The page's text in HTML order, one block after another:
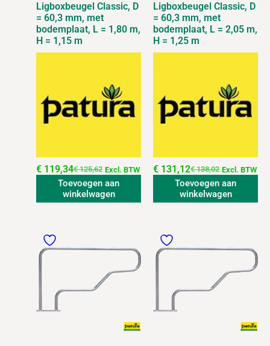
Ligboxbeugel Classic, D
= 60,3 mm, met
bodemplaat, L = 1,80 m,
H = 1,15 m
€125,62
€ 119,34 Excl. BTW
Toevoegen aan
winkelwagen
Ligboxbeugel Classic, D
= 60,3 mm, met
bodemplaat, L = 2,05 m,
H = 1,25 m
€138,02
€ 131,12 Excl. BTW
Toevoegen aan
winkelwagen